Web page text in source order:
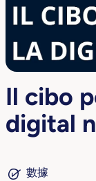
Il cibo
digital
數據